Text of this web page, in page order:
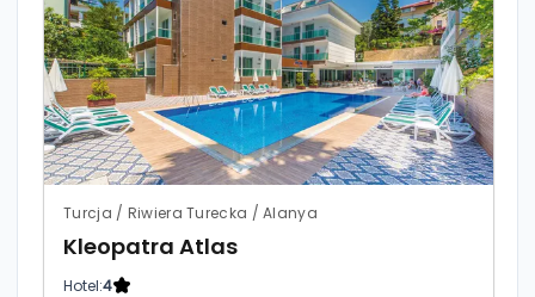
Turcja / Riwiera Turecka / Alanya
Kleopatra Atlas
Hotel:4